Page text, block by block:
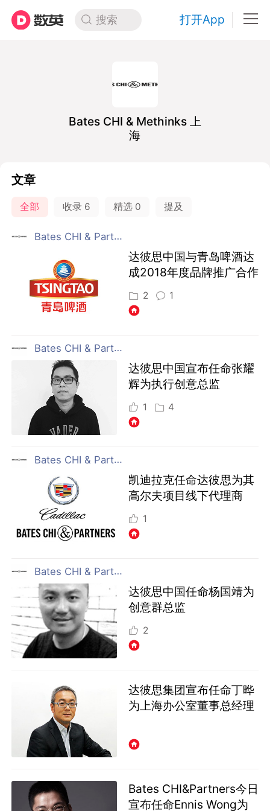
搜索 打开App
Bates CHI & Methinks 上
海
文章
全部 收录 6 精选 0 提及
Bates CHI & Partners 上海
达彼思中国与青岛啤酒达
成2018年度品牌推广合作
2 1
Bates CHI & Partners 上海
达彼思中国宣布任命张耀
辉为执行创意总监
1 4
Bates CHI & Partners 上海
凯迪拉克任命达彼思为其
高尔夫项目线下代理商
1
Bates CHI & Partners 上海
达彼思中国任命杨国靖为
创意群总监
2
达彼思集团宣布任命丁晔
为上海办公室董事总经理
Bates CHI&Partners今日
宣布任命Ennis Wong为